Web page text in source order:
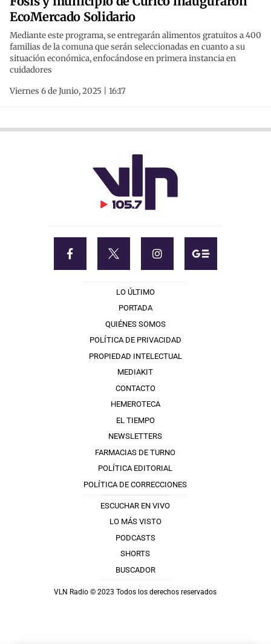
EcoMercado Solidario
Mediante este programa, se entregarán alimentos gratuitos a 400
familias de la comuna que serán seleccionadas en cuanto a su
situación económica, enfocándose en primera instancia en
cuidadores
Viernes 6 de Junio, 2025 | 16:17
LO ÚLTIMO
PORTADA
QUIÉNES SOMOS
POLÍTICA DE PRIVACIDAD
PROPIEDAD INTELECTUAL
MEDIAKIT
CONTACTO
HEMEROTECA
EL TIEMPO
NEWSLETTERS
FARMACIAS DE TURNO
POLÍTICA EDITORIAL
POLÍTICA DE CORRECCIONES
ESCUCHAR EN VIVO
LO MÁS VISTO
PODCASTS
SHORTS
BUSCADOR
VLN Radio © 2023 Todos los derechos reservados